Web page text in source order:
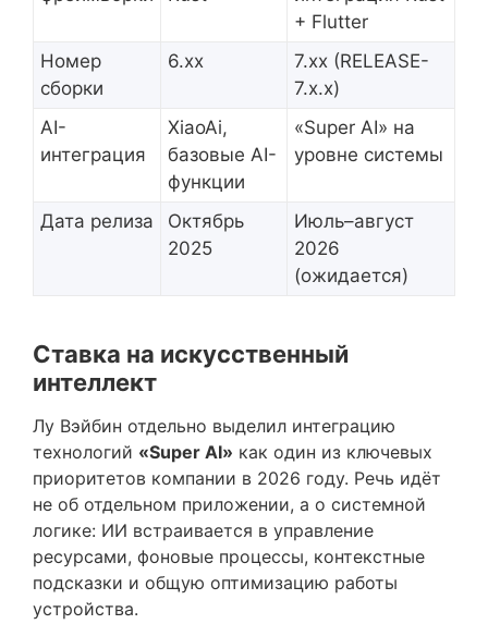
+ Flutter
Номер
сборки
6.xx
7.xx (RELEASE-
7.x.x)
AI-
интеграция
XiaoAi,
базовые AI-
функции
«Super AI» на
уровне системы
Дата релиза
Октябрь
2025
Июль–август
2026
(ожидается)
Ставка на искусственный
интеллект
Лу Вэйбин отдельно выделил интеграцию
технологий «Super AI» как один из ключевых
приоритетов компании в 2026 году. Речь идёт
не об отдельном приложении, а о системной
логике: ИИ встраивается в управление
ресурсами, фоновые процессы, контекстные
подсказки и общую оптимизацию работы
устройства.